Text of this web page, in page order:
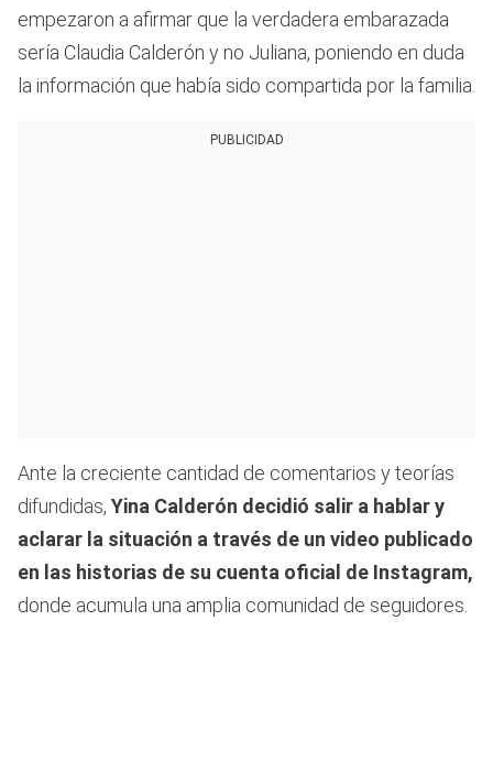
empezaron a afirmar que la verdadera embarazada
sería Claudia Calderón y no Juliana, poniendo en duda
la información que había sido compartida por la familia.
PUBLICIDAD
Ante la creciente cantidad de comentarios y teorías
difundidas, Yina Calderón decidió salir a hablar y
aclarar la situación a través de un video publicado
en las historias de su cuenta oficial de Instagram,
donde acumula una amplia comunidad de seguidores.